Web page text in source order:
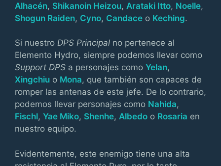
Alhacén, Shikanoin Heizou, Arataki Itto, Noelle,
Shogun Raiden, Cyno, Candace o Keching.
Si nuestro DPS Principal no pertenece al
Elemento Hydro, siempre podemos llevar como
Support DPS a personajes como Yelan,
Xingchiu o Mona, que también son capaces de
romper las antenas de este jefe. De lo contrario,
podemos llevar personajes como Nahida,
Fischl, Yae Miko, Shenhe, Albedo o Rosaria en
nuestro equipo.
Evidentemente, este enemigo tiene una alta